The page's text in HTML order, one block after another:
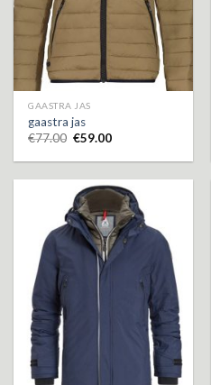
GAASTRA JAS
gaastra jas
€77.00 €59.00